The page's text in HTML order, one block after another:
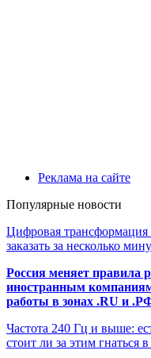
Реклама на сайте
Популярные новости
Цифровая
заказать за несколько
Россия меняет правила
иностранным
работы в зонах .RU и
Частота 240 Гц и выше:
стоит ли за этим гнаться